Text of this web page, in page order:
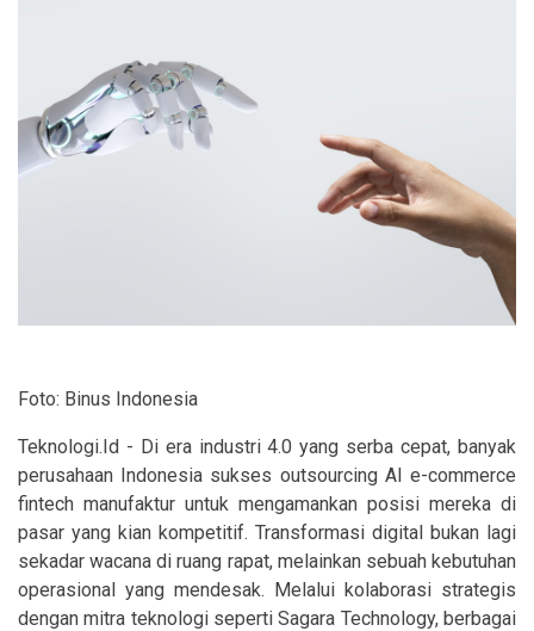
Foto: Binus Indonesia
Teknologi.Id - Di era industri 4.0 yang serba cepat, banyak
perusahaan Indonesia sukses outsourcing AI e-commerce
fintech manufaktur untuk mengamankan posisi mereka di
pasar yang kian kompetitif. Transformasi digital bukan lagi
sekadar wacana di ruang rapat, melainkan sebuah kebutuhan
operasional yang mendesak. Melalui kolaborasi strategis
dengan mitra teknologi seperti Sagara Technology, berbagai